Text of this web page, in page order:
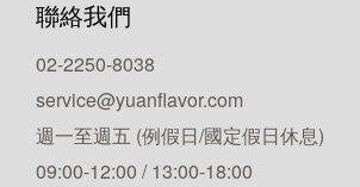
聯絡我們
02-2250-8038
service@yuanflavor.com
週一至週五 (例假日/國定假日休息)
09:00-12:00 / 13:00-18:00